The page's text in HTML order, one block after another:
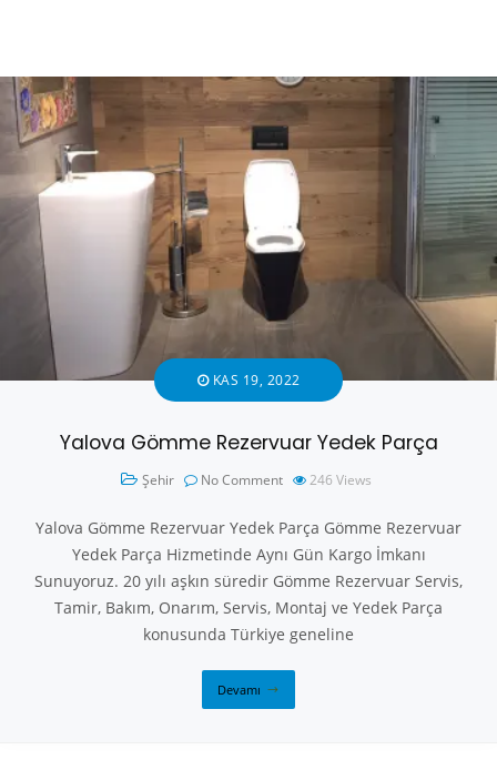
KAS 19, 2022
Yalova Gömme Rezervuar Yedek Parça
Şehir No Comment 246 Views
Yalova Gömme Rezervuar Yedek Parça Gömme Rezervuar
Yedek Parça Hizmetinde Aynı Gün Kargo İmkanı
Sunuyoruz. 20 yılı aşkın süredir Gömme Rezervuar Servis,
Tamir, Bakım, Onarım, Servis, Montaj ve Yedek Parça
konusunda Türkiye geneline
Devamı